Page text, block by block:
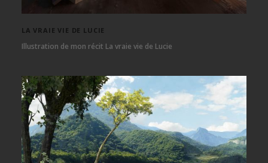
LA VRAIE VIE DE LUCIE
Illustration de mon récit La vraie vie de Lucie